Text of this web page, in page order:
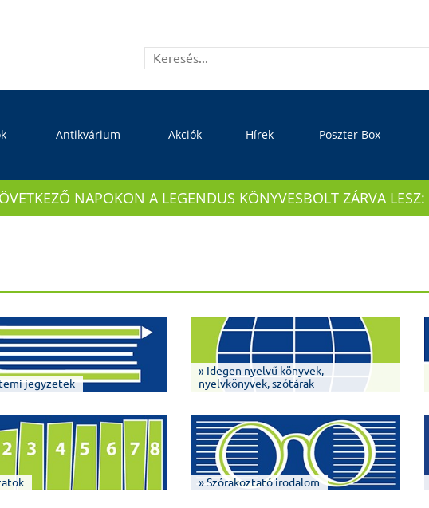
Antikvárium Akciók Hírek Poszter Box
NAPOKON A LEGENDUS KÖNYVESBOLT ZÁRVA
jegyzetek
» Idegen nyelvű könyvek,
nyelvkönyvek, szótárak
» Szórakoztató irodalom